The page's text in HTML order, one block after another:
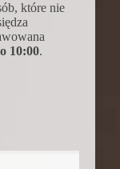
które nie
10:00.